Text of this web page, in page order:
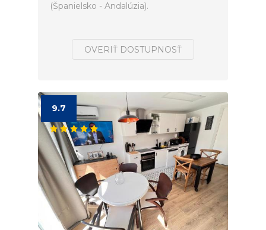
(Španielsko - Andalúzia).
OVERIŤ DOSTUPNOSŤ
9.7